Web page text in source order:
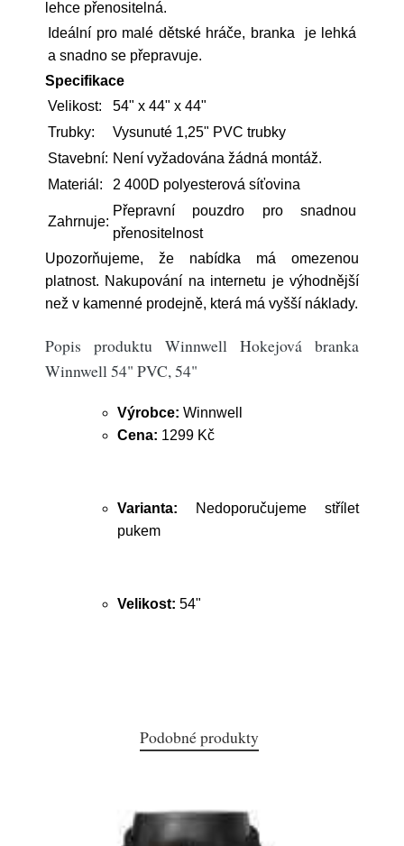
lehce přenositelná.
Ideální pro malé dětské hráče, branka je lehká
a snadno se přepravuje.
Specifikace
Velikost:
54" x 44" x 44"
Trubky:
Vysunuté 1,25" PVC trubky
Stavební: Není vyžadována žádná montáž.
Materiál:
2 400D polyesterová síťovina
Zahrnuje:
Přepravní pouzdro pro snadnou
přenositelnost
Upozorňujeme, že nabídka má omezenou
platnost. Nakupování na internetu je výhodnější
než v kamenné prodejně, která má vyšší náklady.
Popis produktu Winnwell Hokejová branka
Winnwell 54" PVC, 54"
Výrobce: Winnwell
Cena: 1299 Kč
Varianta:
Nedoporučujeme střílet
pukem
Velikost: 54"
Podobné produkty